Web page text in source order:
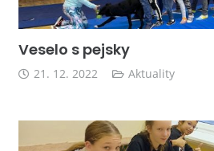
Veselo s pejsky
21. 12. 2022 Aktuality